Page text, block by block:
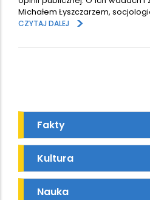
Michałem Łyszczarzem,
CZYTAJ DALEJ
>
Fakty
Kultura
Nauka